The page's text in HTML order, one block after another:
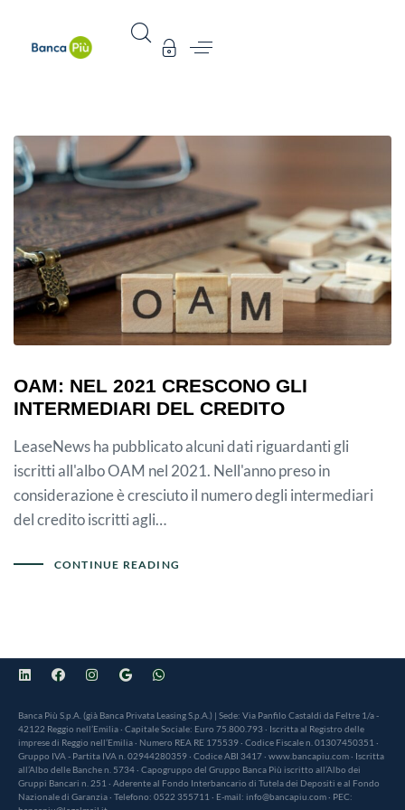
OAM: NEL 2021 CRESCONO GLI
INTERMEDIARI DEL CREDITO
LeaseNews ha pubblicato alcuni dati riguardanti gli
iscritti all'albo OAM nel 2021. Nell'anno preso in
considerazione è cresciuto il numero degli intermediari
del credito iscritti agli…
CONTINUE READING
Banca Più S.p.A. (già Banca Privata Leasing S.p.A.) | Sede: Via Panfilo Castaldi da Feltre 1/a -
42122 Reggio nell’Emilia · Capitale Sociale: Euro 75.800.793 · Iscritta al Registro delle
imprese di Reggio nell’Emilia · Numero REA RE 175539 · Codice Fiscale n. 01307450351 ·
Gruppo IVA - Partita IVA n. 02944280359 · Codice ABI 3417 · www.bancapiu.com · Iscritta
all’Albo delle Banche n. 5734 · Capogruppo del Gruppo Banca Più iscritto all’Albo dei
Gruppi Bancari n. 251 · Aderente al Fondo Interbancario di Tutela dei Depositi e al Fondo
Nazionale di Garanzia · Telefono: 0522 355711 · E-mail: info@bancapiu.com · PEC: